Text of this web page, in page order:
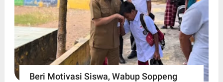
Beri Motivasi Siswa, Wabup Soppeng